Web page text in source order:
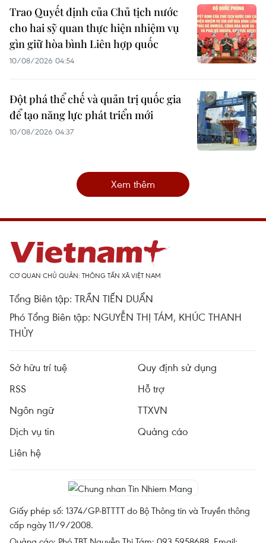
Trao Quyết định của Chủ tịch nước
cho hai sỹ quan thực hiện nhiệm vụ
gìn giữ hòa bình Liên hợp quốc
10/08/2026 04:54
Đột phá thể chế và quản trị quốc gia
để tạo năng lực phát triển mới
10/08/2026 04:37
Xem thêm
CƠ QUAN CHỦ QUẢN: THÔNG TẤN XÃ VIỆT NAM
Tổng Biên tập: TRẦN TIẾN DUẨN
Phó Tổng Biên tập: NGUYỄN THỊ TÁM, KHÚC THANH
THỦY
Sở hữu trí tuệ
Quy định sử dụng
RSS
Hỗ trợ
Ngôn ngữ
TTXVN
Dịch vụ tin
Quảng cáo
Liên hệ
Giấy phép số: 1374/GP-BTTTT do Bộ Thông tin và Truyền thông
cấp ngày 11/9/2008.